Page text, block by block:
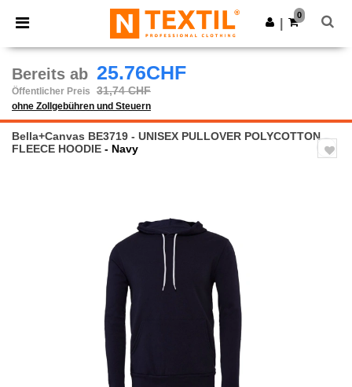
× Ntextil App
Bessere Preise in der App!
App holen
0
Bereits ab 25.76CHF
Öffentlicher Preis 31,74 CHF
ohne Zollgebühren und Steuern
Bella+Canvas BE3719 - UNISEX PULLOVER POLYCOTTON
FLEECE HOODIE - Navy